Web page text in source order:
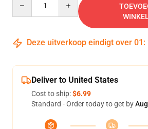
Deze uitverkoop eindigt over 01 :
Deliver to United States
Cost to ship:$6.99
Standard - Order today to get by